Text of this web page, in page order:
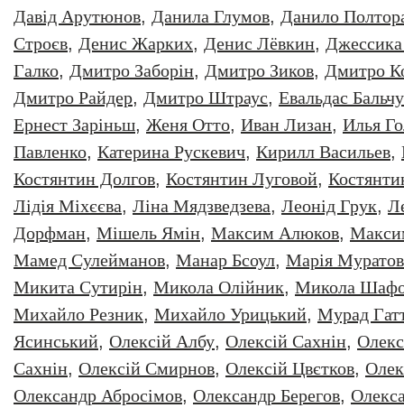
Давiд Арутюнов, Данила Глумов, Данило
Строєв, Денис Жарких, Денис Лёвкин,
Галко, Дмитро Заборiн, Дмитро Зиков, Дмитро
Дмитро Райдер, Дмитро Штраус, Евальдас
Ернест Заріньш, Женя Отто, Иван Лизан, Илья
Павленко, Катерина Рускевич, Кирилл Васильев,
Костянтин Долгов, Костянтин Луговой,
Лідія Міхєєва, Ліна Мядзведзева, Леонiд Грук,
Дорфман, Мішель Ямін, Максим Алюков,
Мамед Сулейманов, Манар Бсоул, Марія
Микита Сутирін, Микола Олійник, Микола
Михайло Резник, Михайло Урицький, Мурад
Ясинський, Олексiй Албу, Олексiй Сахнiн,
Сахнін, Олексій Смирнов, Олексій Цвєтков,
Олександр Абросімов, Олександр Берегов,